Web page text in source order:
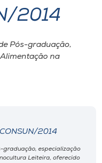
2014
Pós-graduação,
na
2014
graduação, especialização
Leiteira, oferecido